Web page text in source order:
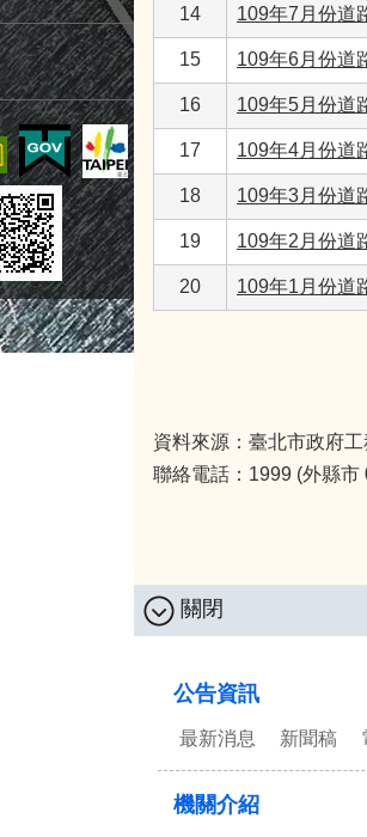
14 109年7月份道
15 109年6月份道
16 109年5月份道
17 109年4月份道
18 109年3月份道
19 109年2月份道
20 109年1月份道
資料來源：臺北市政府
聯絡電話：1999 (外縣
關閉
公告資訊
最新消息 新聞稿
機關介紹